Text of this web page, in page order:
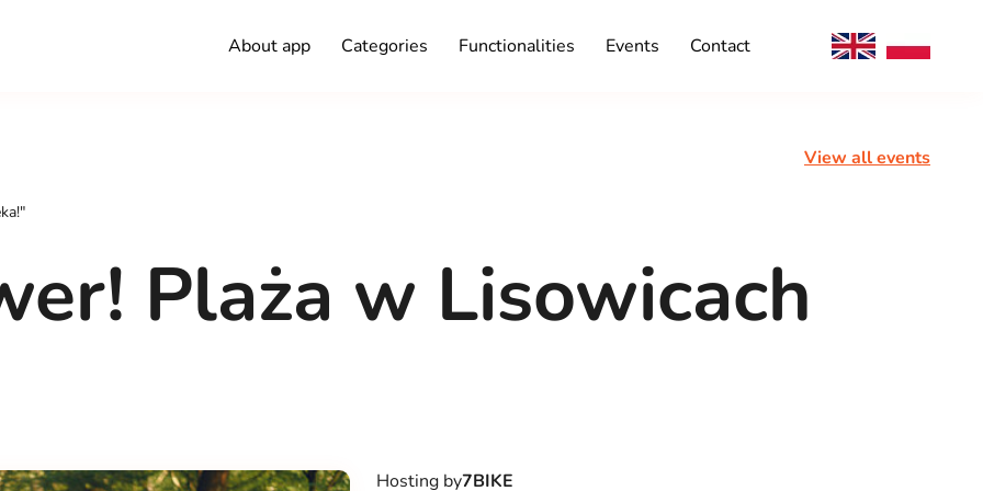
About app Categories Functionalities Events Contact
View all events
Plaża w Lisowicach
Hosting by7BIKE